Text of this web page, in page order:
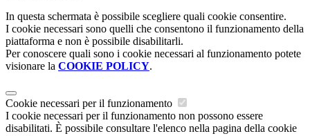
In questa schermata è possibile scegliere quali cookie consentire.
I cookie necessari sono quelli che consentono il funzionamento della
piattaforma e non è possibile disabilitarli.
Per conoscere quali sono i cookie necessari al funzionamento potete
visionare la COOKIE POLICY.
Cookie necessari per il funzionamento
I cookie necessari per il funzionamento non possono essere
disabilitati. È possibile consultare l'elenco nella pagina della cookie